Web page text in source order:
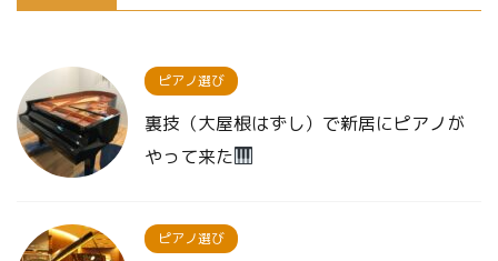
ピアノ選び
裏技（大屋根はずし）で新居にピアノが
やって来た
ピアノ選び